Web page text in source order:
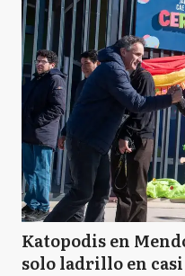
Katopodis en
solo ladrillo en